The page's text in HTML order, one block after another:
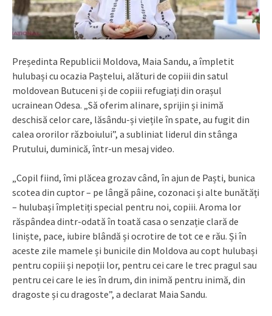
Președinta Republicii Moldova, Maia Sandu, a împletit
hulubași cu ocazia Paștelui, alături de copiii din satul
moldovean Butuceni și de copiii refugiați din orașul
ucrainean Odesa. „Să oferim alinare, sprijin și inimă
deschisă celor care, lăsându-și viețile în spate, au fugit din
calea ororilor războiului”, a subliniat liderul din stânga
Prutului, duminică, într-un mesaj video.
„Copil fiind, îmi plăcea grozav când, în ajun de Paști, bunica
scotea din cuptor – pe lângă pâine, cozonaci și alte bunătăți
– hulubași împletiți special pentru noi, copiii. Aroma lor
răspândea dintr-odată în toată casa o senzație clară de
liniște, pace, iubire blândă și ocrotire de tot ce e rău. Și în
aceste zile mamele și bunicile din Moldova au copt hulubași
pentru copiii și nepoții lor, pentru cei care le trec pragul sau
pentru cei care le ies în drum, din inimă pentru inimă, din
dragoste și cu dragoste”, a declarat Maia Sandu.